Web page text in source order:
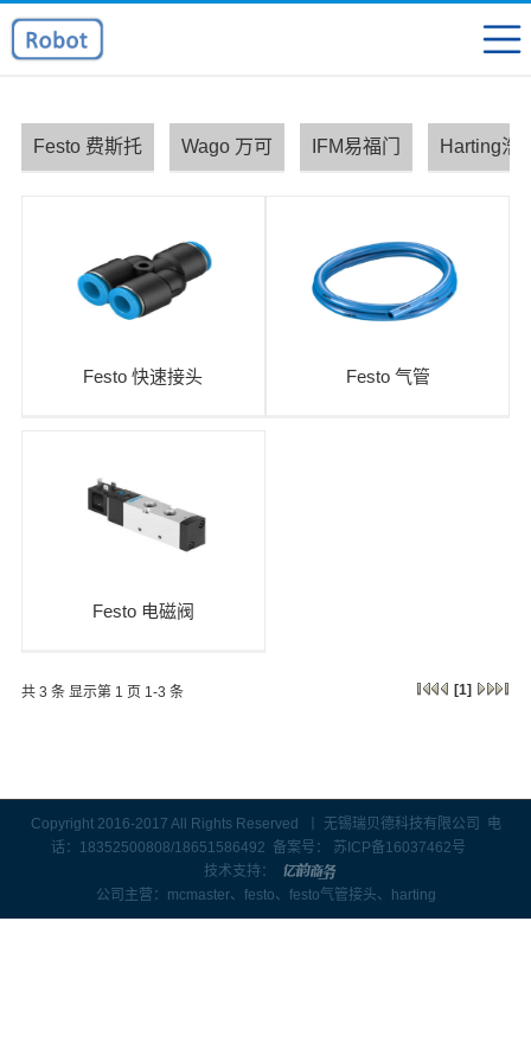
Festo 费斯托 Wago 万可 IFM易福门 Harting浩
Festo 快速接头 Festo 气管
Festo 电磁阀
共 3 条 显示第 1 页 1-3 条 [1]
Copyright 2016-2017 All Rights Reserved 丨 无锡瑞贝德科技有限公司 电
话：18352500808/18651586492 备案号： 苏ICP备16037462号
技术支持：
公司主营：
mcmaster、 festo、 festo气管接头、 harting